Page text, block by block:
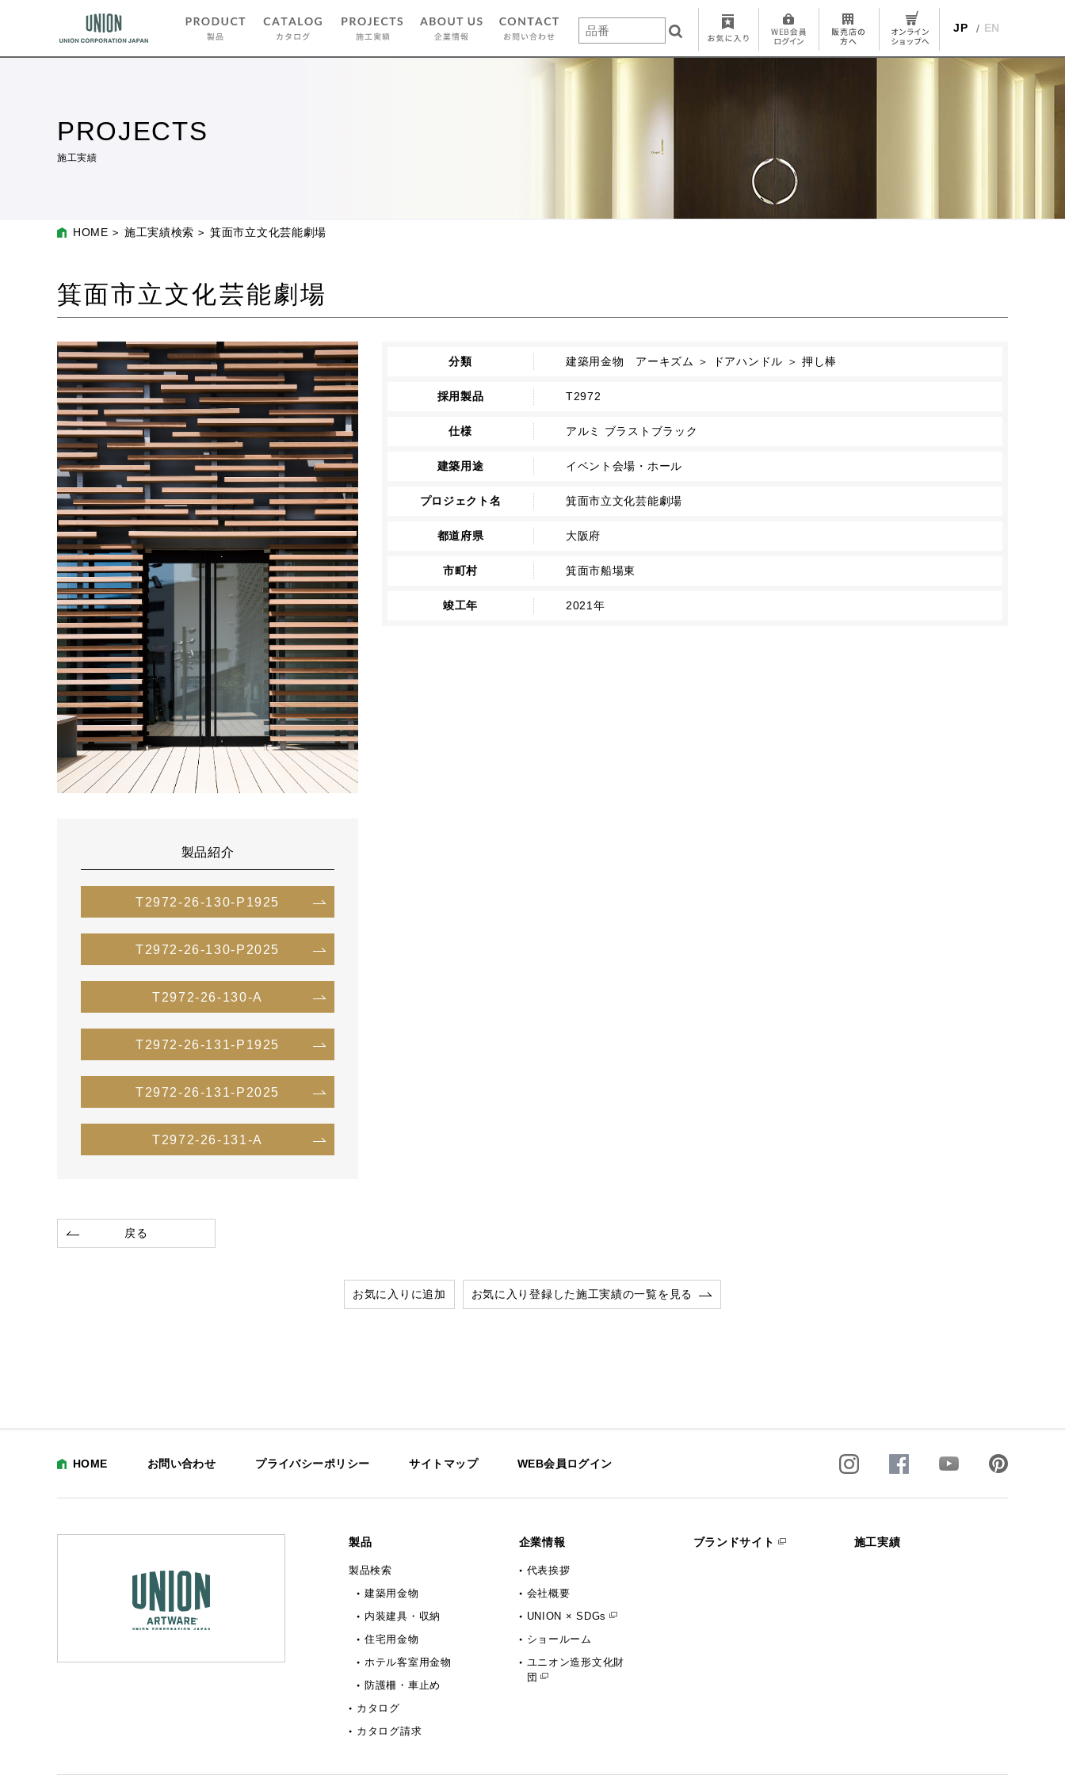
JP EN
PROJECTS
施工実績
HOME 施工実績検索 箕面市立文化芸能劇場
箕面市立文化芸能劇場
製品紹介
T2972-26-130-P1925
T2972-26-130-P2025
T2972-26-130-A
T2972-26-131-P1925
T2972-26-131-P2025
T2972-26-131-A
分類 建築用金物 アーキズム ＞ ドアハンドル ＞ 押し棒
採用製品 T2972
仕様 アルミ ブラストブラック
建築用途 イベント会場・ホール
プロジェクト名 箕面市立文化芸能劇場
都道府県 大阪府
市町村 箕面市船場東
竣工年 2021年
戻る
お気に入りに追加 お気に入り登録した施工実績の一覧を見る
HOME お問い合わせ プライバシーポリシー サイトマップ WEB会員ログイン
製品
製品検索
建築用金物
内装建具・収納
住宅用金物
ホテル客室用金物
防護柵・車止め
カタログ
カタログ請求
企業情報
代表挨拶
会社概要
UNION × SDGs
ショールーム
ユニオン造形文化財
団
ブランドサイト 施工実績